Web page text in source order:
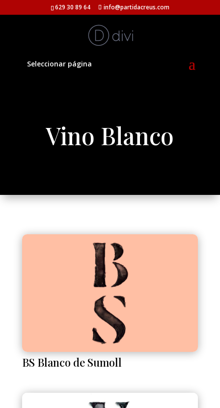
629 30 89 64 info@partidacreus.com
Seleccionar página
Vino Blanco
BS Blanco de Sumoll